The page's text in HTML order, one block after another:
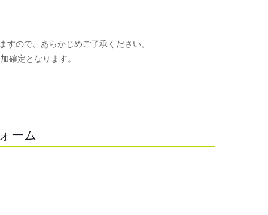
ので、あらかじめご了承ください。
確定となります。
ーム